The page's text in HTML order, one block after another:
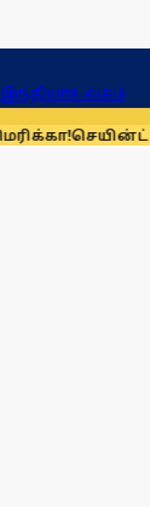
இந்தியாஉலகம்
லூயிஸ்